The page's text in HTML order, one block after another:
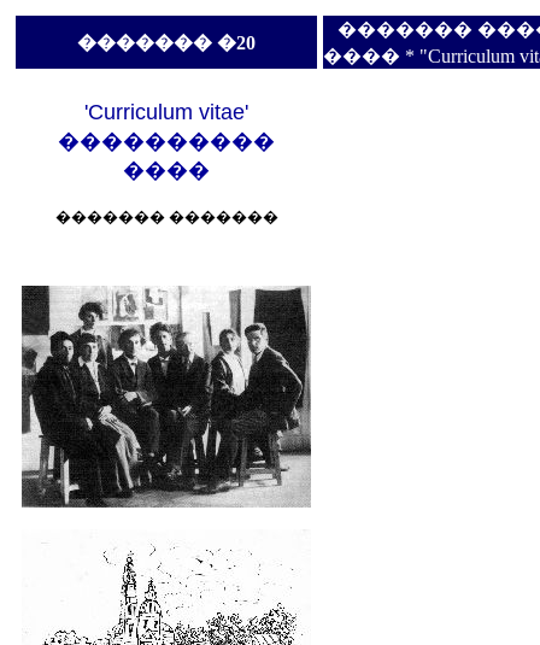
������� �20
�������
���� * "Curriculum
'Curriculum vitae'
����������
����
������� �������